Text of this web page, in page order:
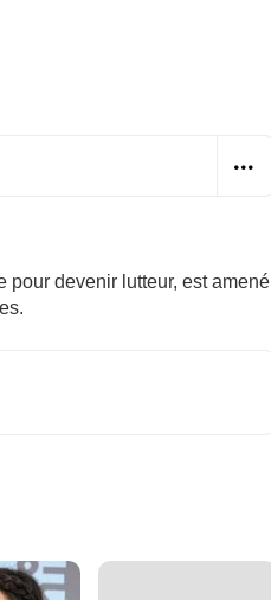
pour devenir lutteur, est amené